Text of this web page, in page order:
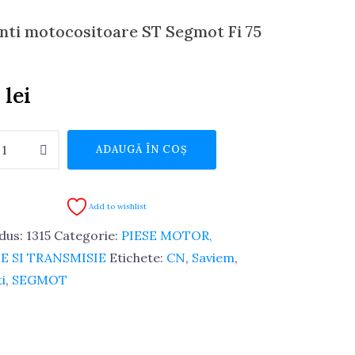
motocositoare ST Segmot Fi 75
lei
este:
29.49 lei.
ADAUGĂ ÎN COȘ
Add to wishlist
1315 Categorie: PIESE MOTOR,
SI TRANSMISIE Etichete: CN, Saviem,
, SEGMOT